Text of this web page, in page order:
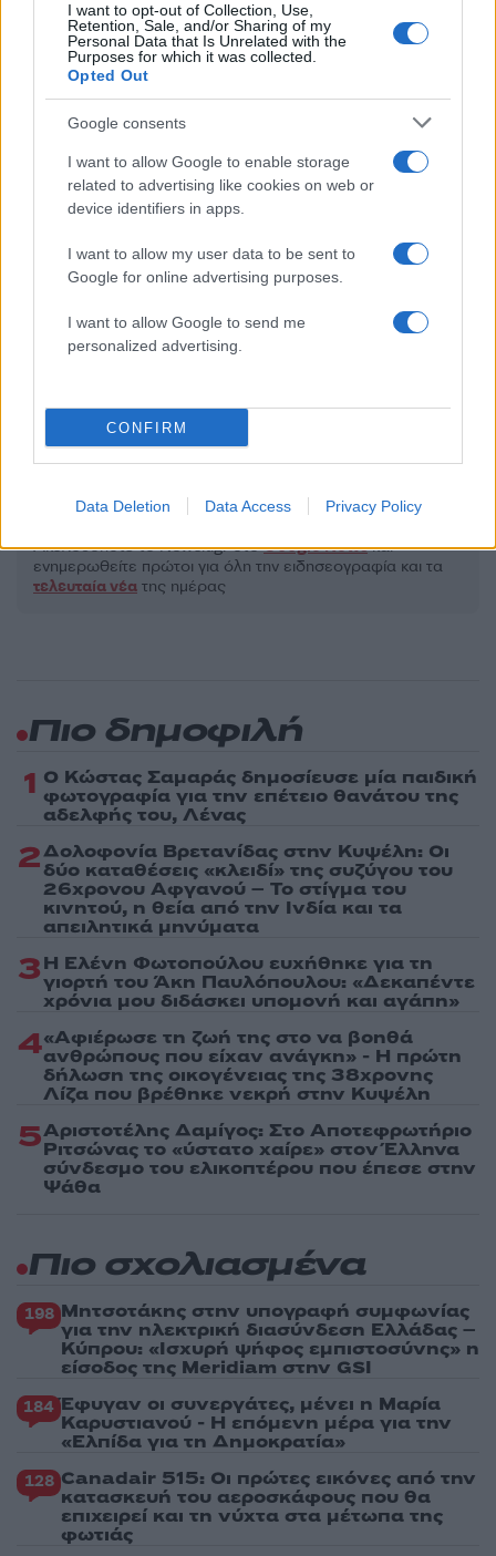
I want to opt-out of Collection, Use,
Retention, Sale, and/or Sharing of my
Personal Data that Is Unrelated with the
Purposes for which it was collected.
Opted Out
Google consents
I want to allow Google to enable storage
related to advertising like cookies on web or
device identifiers in apps.
I want to allow my user data to be sent to
Google for online advertising purposes.
I want to allow Google to send me
personalized advertising.
CONFIRM
Data Deletion Data Access Privacy Policy
Σχολίασε εδώ
2000 /2000
Υποβολή σχολίου
Lifestyle
ΓΙΑΝΝΗΣ ΜΠΕΖΟΣ
Ακολουθήστε το Νewsit.gr στοGoogle Newsκαι
ενημερωθείτε πρώτοι για όλη την ειδησεογραφία και τα
τελευταία νέα της ημέρας
Πιο δημοφιλή
1 Ο Κώστας Σαμαράς δημοσίευσε μία παιδική
φωτογραφία για την επέτειο θανάτου της
αδελφής του, Λένας
2Δολοφονία Βρετανίδας στην Κυψέλη: Οι
δύο καταθέσεις «κλειδί» της συζύγου του
26χρονου Αφγανού – Το στίγμα του
κινητού, η θεία από την Ινδία και τα
απειλητικά μηνύματα
3Η Ελένη Φωτοπούλου ευχήθηκε για τη
γιορτή του Άκη Παυλόπουλου: «Δεκαπέντε
χρόνια μου διδάσκει υπομονή και αγάπη»
4«Αφιέρωσε τη ζωή της στο να βοηθά
ανθρώπους που είχαν ανάγκη» - Η πρώτη
δήλωση της οικογένειας της 38χρονης
Λίζα που βρέθηκε νεκρή στην Κυψέλη
5Αριστοτέλης Δαμίγος: Στο Αποτεφρωτήριο
Ριτσώνας το «ύστατο χαίρε» στον Έλληνα
σύνδεσμο του ελικοπτέρου που έπεσε στην
Ψάθα
Πιο σχολιασμένα
198 Μητσοτάκης στην υπογραφή συμφωνίας
για την ηλεκτρική διασύνδεση Ελλάδας –
Κύπρου: «Ισχυρή ψήφος εμπιστοσύνης» η
είσοδος της Meridiam στην GSI
184 Έφυγαν οι συνεργάτες, μένει η Μαρία
Καρυστιανού - Η επόμενη μέρα για την
«Ελπίδα για τη Δημοκρατία»
128 Canadair 515: Οι πρώτες εικόνες από την
κατασκευή του αεροσκάφους που θα
επιχειρεί και τη νύχτα στα μέτωπα της
φωτιάς